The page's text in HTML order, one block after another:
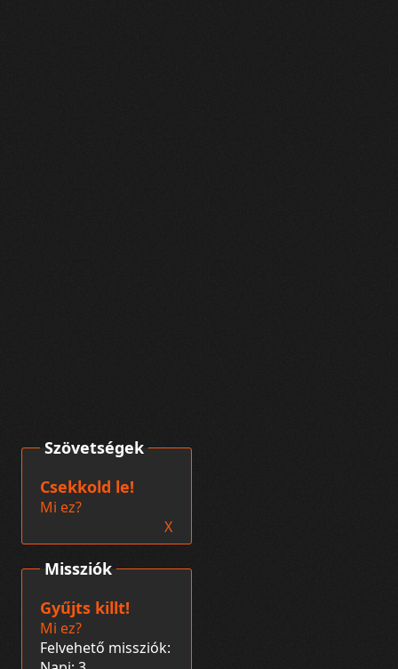
Missziók
Gyűjts killt!
Mi ez?
Felvehető missziók:
Szövetségek
Csekkold le!
Mi ez?
X